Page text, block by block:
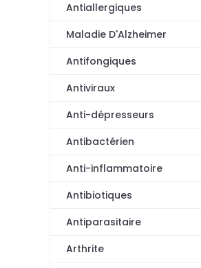
Antiallergiques
Maladie D'Alzheimer
Antifongiques
Antiviraux
Anti-dépresseurs
Antibactérien
Anti-inflammatoire
Antibiotiques
Antiparasitaire
Arthrite